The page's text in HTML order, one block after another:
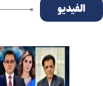
الفیدیو